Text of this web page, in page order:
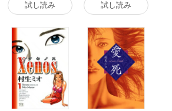
書籍版試し読み 試し読み